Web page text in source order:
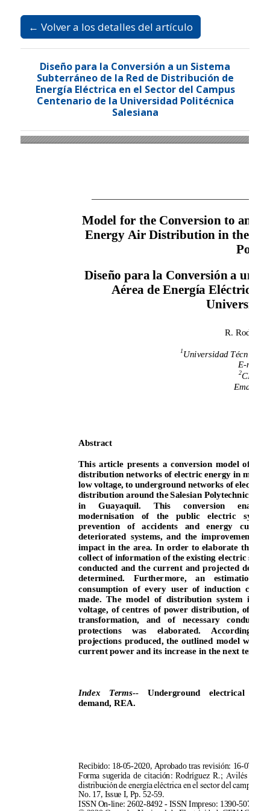
Registrarse
← Volver a los detalles del artículo
Diseño para la Conversión a un Sistema
Subterráneo de la Red de Distribución de
Energía Eléctrica en el Sector del Campus
Centenario de la Universidad Politécnica
Salesiana